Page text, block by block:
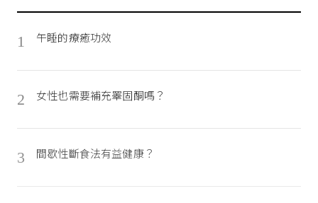
1 午睡的療癒功效
2 女性也需要補充睪固酮嗎？
3 間歇性斷食法有益健康？